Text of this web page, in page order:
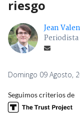
riesgo
Jean
Domingo 09 Agosto,
Seguimos criterios de